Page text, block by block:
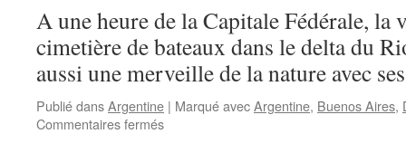
2006
A une heure de la Capitale Fédérale, la
cimetière de bateaux dans le delta du
aussi une merveille de la nature avec
Publié dansArgentine | Marqué avecArgentine, Buenos Aires,
Commentaires ferméssur